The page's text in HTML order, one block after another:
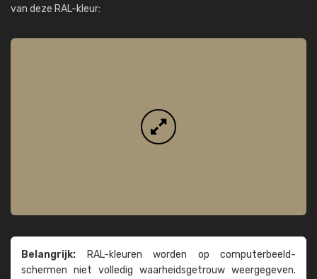
van deze RAL-kleur:
Belangrijk: RAL-kleuren worden op computer­beeld­
schermen niet volledig waarheids­­getrouw weer­gegeven.